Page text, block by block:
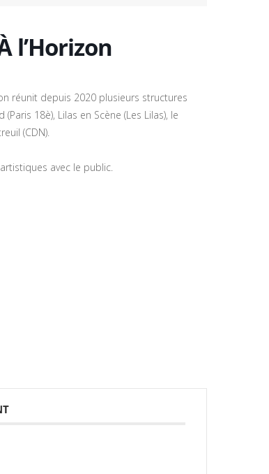
l’Horizon
réunit depuis 2020 plusieurs structures
18è), Lilas en Scène (Les Lilas), le
(CDN).
avec le public.